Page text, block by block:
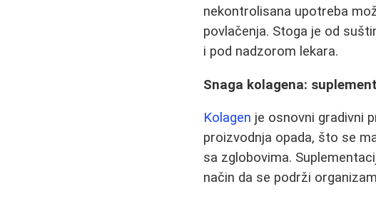
nekontrolisana upotreba
povlačenja. Stoga je od
i pod nadzorom lekara.
Snaga kolagena:
Kolagen je osnovni gradivni
proizvodnja opada, što se
sa zglobovima.
način da se podrži